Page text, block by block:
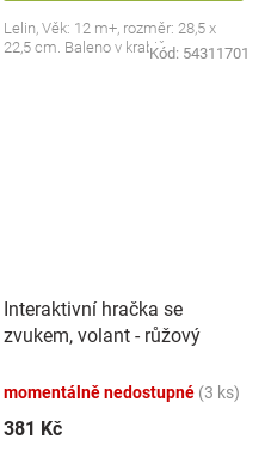
Lelin, Věk: 12 m+, rozměr: 28,5 x
22,5 cm. Baleno v krabičce.
Kód: 54311701
Interaktivní hračka se
zvukem, volant - růžový
momentálně nedostupné (3 ks)
381 Kč